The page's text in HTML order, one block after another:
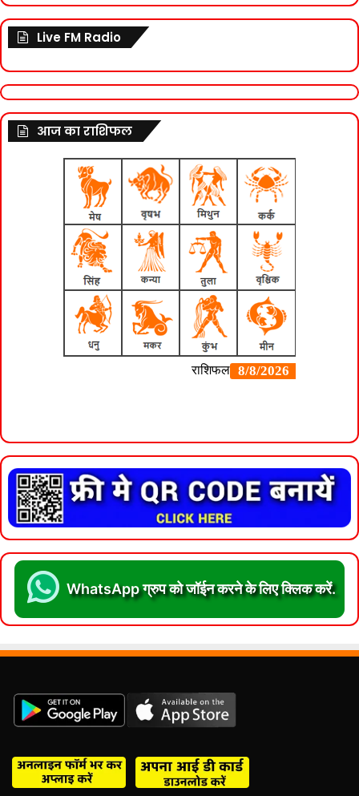
Live FM Radio
आज का राशिफल
WhatsApp ग्रुप को जॉईन करने के लिए क्लिक करें.